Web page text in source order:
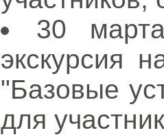
30
экскурсия
"Базовые
для